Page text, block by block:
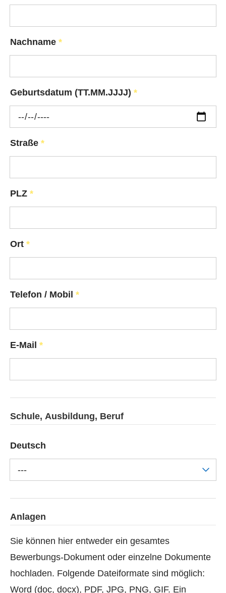
Nachname *
Geburtsdatum (TT.MM.JJJJ) *
Straße *
PLZ *
Ort *
Telefon / Mobil *
E-Mail *
Schule, Ausbildung, Beruf
Deutsch
---
Anlagen
Sie können hier entweder ein gesamtes
Bewerbungs-Dokument oder einzelne Dokumente
hochladen. Folgende Dateiformate sind möglich:
Word (doc, docx), PDF, JPG, PNG, GIF. Ein